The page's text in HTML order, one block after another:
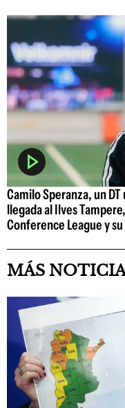
Camilo Speranza, un
llegada al Ilves
Conference League y
MÁS